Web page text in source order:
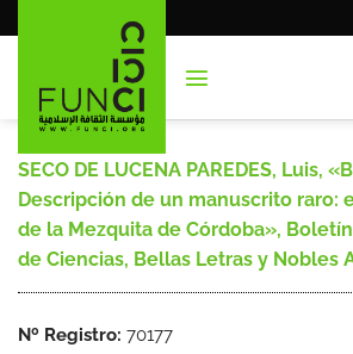
al
SECO DE LUCENA PAREDES, Luis,
Descripción de un manuscrito raro:
de la Mezquita de Córdoba»,
de Ciencias, Bellas Letras y Nobles
Nº Registro: 70177